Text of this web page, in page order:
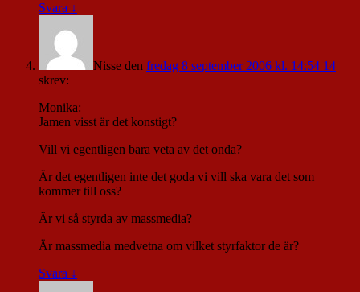
Svara ↓
Nisse den fredag 8 september 2006 kl. 14:54 14
skrev:
Monika:
Jamen visst är det konstigt?
Vill vi egentligen bara veta av det onda?
Är det egentligen inte det goda vi vill ska vara det som
kommer till oss?
Är vi så styrda av massmedia?
Är massmedia medvetna om vilket styrfaktor de är?
Svara ↓